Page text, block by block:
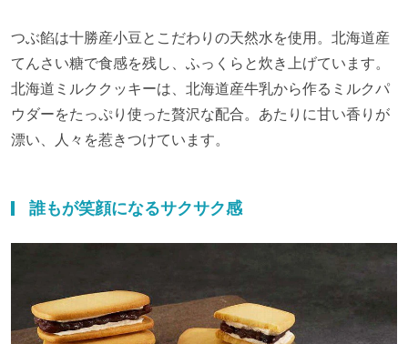
つぶ餡は十勝産小豆とこだわりの天然水を使用。北海道産
てんさい糖で食感を残し、ふっくらと炊き上げています。
北海道ミルククッキーは、北海道産牛乳から作るミルクパ
ウダーをたっぷり使った贅沢な配合。あたりに甘い香りが
漂い、人々を惹きつけています。
誰もが笑顔になるサクサク感